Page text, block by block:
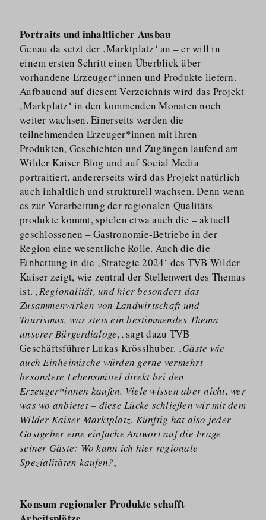
Portraits und inhaltlicher Ausbau
Genau da setzt der ‚Marktplatz‘ an – er will in
einem ersten Schritt einen Überblick über
vorhandene Erzeuger*innen und Produkte liefern.
Aufbauend auf diesem Verzeichnis wird das Projekt
‚Markplatz‘ in den kommenden Monaten noch
weiter wachsen. Einerseits werden die
teilnehmenden Erzeuger*innen mit ihren
Produkten, Geschichten und Zugängen laufend am
Wilder Kaiser Blog und auf Social Media
portraitiert, andererseits wird das Projekt natürlich
auch inhaltlich und strukturell wachsen. Denn wenn
es zur Verarbeitung der regionalen Qualitäts­
produkte kommt, spielen etwa auch die – aktuell
geschlossenen – Gastronomie-Betriebe in der
Region eine wesentliche Rolle. Auch die die
Einbettung in die ‚Strategie 2024‘ des TVB Wilder
Kaiser zeigt, wie zentral der Stellenwert des Themas
ist. ‚Regionalität, und hier besonders das
Zusammenwirken von Landwirtschaft und
Tourismus, war stets ein bestimmendes Thema
unserer Bürgerdialoge‚, sagt dazu TVB
Geschäftsführer Lukas Krösslhuber. ‚Gäste wie
auch Einheimische würden gerne vermehrt
besondere Lebensmittel direkt bei den
Erzeuger*innen kaufen. Viele wissen aber nicht, wer
was wo anbietet – diese Lücke schließen wir mit dem
Wilder Kaiser Marktplatz. Künftig hat also jeder
Gastgeber eine einfache Antwort auf die Frage
seiner Gäste: Wo kann ich hier regionale
Spezialitäten kaufen?‚
Konsum regionaler Produkte schafft